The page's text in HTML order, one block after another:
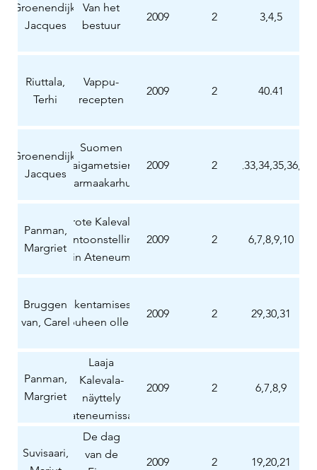
Groenendijk,
Jacques
Van het
bestuur
2009 2 3,4,5
Riuttala,
Terhi
Vappu-
recepten
2009 2 40.41
Groenendijk,
Jacques
Suomen
taigametsien
harmaakarhut
2009 2 32,33,34,35,36,37
Panman,
Margriet
Grote Kalevala-
tentoonstelling
in Ateneum
2009 2 6,7,8,9,10
Bruggen
van, Carel
Rakentamisesta
puheen ollen
2009 2 29,30,31
Panman,
Margriet
Laaja
Kalevala-
näyttely
ateneumissa
2009 2 6,7,8,9
Suvisaari,
De dag
van de
2009 2 19,20,21